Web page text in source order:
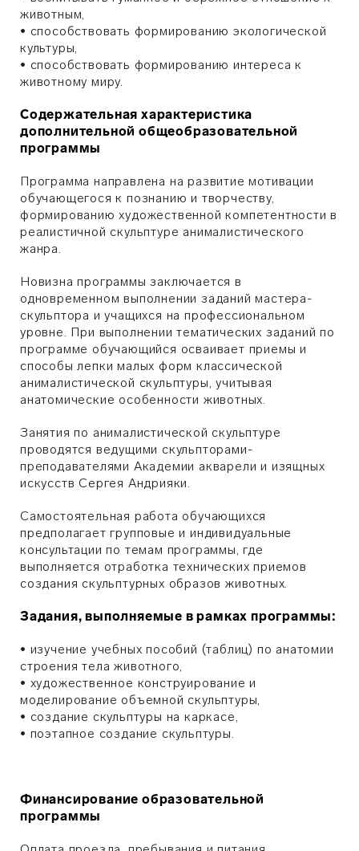
животным,
• способствовать формированию экологической
культуры,
• способствовать формированию интереса к
животному миру.
Содержательная характеристика
дополнительной общеобразовательной
программы
Программа направлена на развитие мотивации
обучающегося к познанию и творчеству,
формированию художественной компетентности в
реалистичной скульптуре анималистического
жанра.
Новизна программы заключается в
одновременном выполнении заданий мастера-
скульптора и учащихся на профессиональном
уровне. При выполнении тематических заданий по
программе обучающийся осваивает приемы и
способы лепки малых форм классической
анималистической скульптуры, учитывая
анатомические особенности животных.
Занятия по анималистической скульптуре
проводятся ведущими скульпторами-
преподавателями Академии акварели и изящных
искусств Сергея Андрияки.
Самостоятельная работа обучающихся
предполагает групповые и индивидуальные
консультации по темам программы, где
выполняется отработка технических приемов
создания скульптурных образов животных.
Задания, выполняемые в рамках программы:
• изучение учебных пособий (таблиц) по анатомии
строения тела животного,
• художественное конструирование и
моделирование объемной скульптуры,
• создание скульптуры на каркасе,
• поэтапное создание скульптуры.
Финансирование образовательной
программы